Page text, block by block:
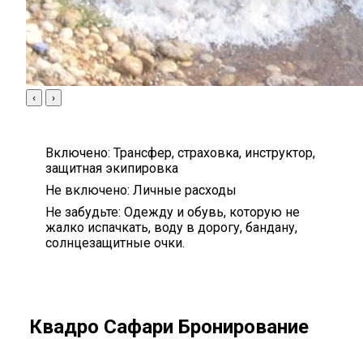
‹ ›
Включено: Трансфер, страховка, инструктор,
защитная экипировка
Не включено: Личные расходы
Не забудьте: Одежду и обувь, которую не
жалко испачкать, воду в дорогу, бандану,
солнцезащитные очки.
Квадро Сафари Бронирование